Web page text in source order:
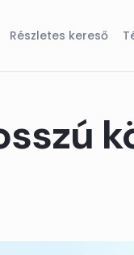
Részletes kereső